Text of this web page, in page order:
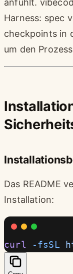
anfühlt.
Harness: spec
checkpoints in
um den
Das README
Installation:
curl -fsSL